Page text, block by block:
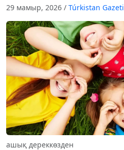
29 мамыр, 2026 / Túrkistan Gazeti
ашық дереккөзден